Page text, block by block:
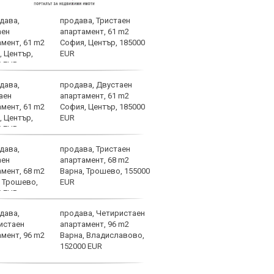
продава, Тристаен
апартамент, 61 m2
София, Център, 185000
EUR
продава, Двустаен
апартамент, 61 m2
София, Център, 185000
EUR
продава, Тристаен
апартамент, 68 m2
Варна, Трошево, 155000
EUR
продава, Четиристаен
апартамент, 96 m2
Варна, Владиславово,
152000 EUR